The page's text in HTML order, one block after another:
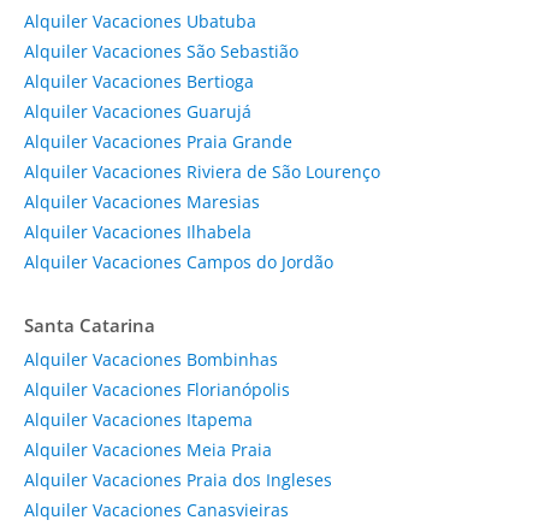
Alquiler Vacaciones Ubatuba
Alquiler Vacaciones São Sebastião
Alquiler Vacaciones Bertioga
Alquiler Vacaciones Guarujá
Alquiler Vacaciones Praia Grande
Alquiler Vacaciones Riviera de São Lourenço
Alquiler Vacaciones Maresias
Alquiler Vacaciones Ilhabela
Alquiler Vacaciones Campos do Jordão
Santa Catarina
Alquiler Vacaciones Bombinhas
Alquiler Vacaciones Florianópolis
Alquiler Vacaciones Itapema
Alquiler Vacaciones Meia Praia
Alquiler Vacaciones Praia dos Ingleses
Alquiler Vacaciones Canasvieiras